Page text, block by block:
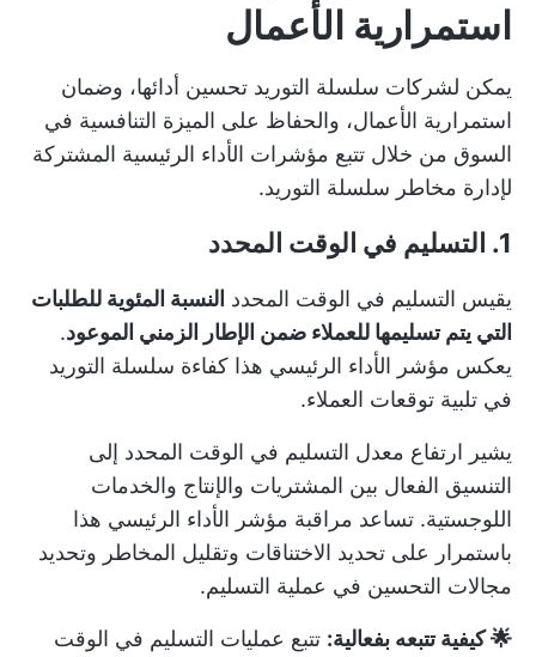
استمرارية الأعمال
يمكن لشركات سلسلة التوريد تحسين أدائها، وضمان
استمرارية الأعمال، والحفاظ على الميزة التنافسية في
السوق من خلال تتبع مؤشرات الأداء الرئيسية المشتركة
لإدارة مخاطر سلسلة التوريد.
1. التسليم في الوقت المحدد
يقيس التسليم في الوقت المحدد النسبة المئوية للطلبات
التي يتم تسليمها للعملاء ضمن الإطار الزمني الموعود.
يعكس مؤشر الأداء الرئيسي هذا كفاءة سلسلة التوريد
في تلبية توقعات العملاء.
يشير ارتفاع معدل التسليم في الوقت المحدد إلى
التنسيق الفعال بين المشتريات والإنتاج والخدمات
اللوجستية. تساعد مراقبة مؤشر الأداء الرئيسي هذا
باستمرار على تحديد الاختناقات وتقليل المخاطر وتحديد
مجالات التحسين في عملية التسليم.
🌟 كيفية تتبعه بفعالية: تتبع عمليات التسليم في الوقت